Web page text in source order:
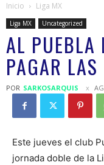
Inicio Liga MX
Liga MX Uncategorized
AL PUEBLA
PAGAR LAS
POR SARKOSARQUIS
Este jueves el club
jornada doble de la